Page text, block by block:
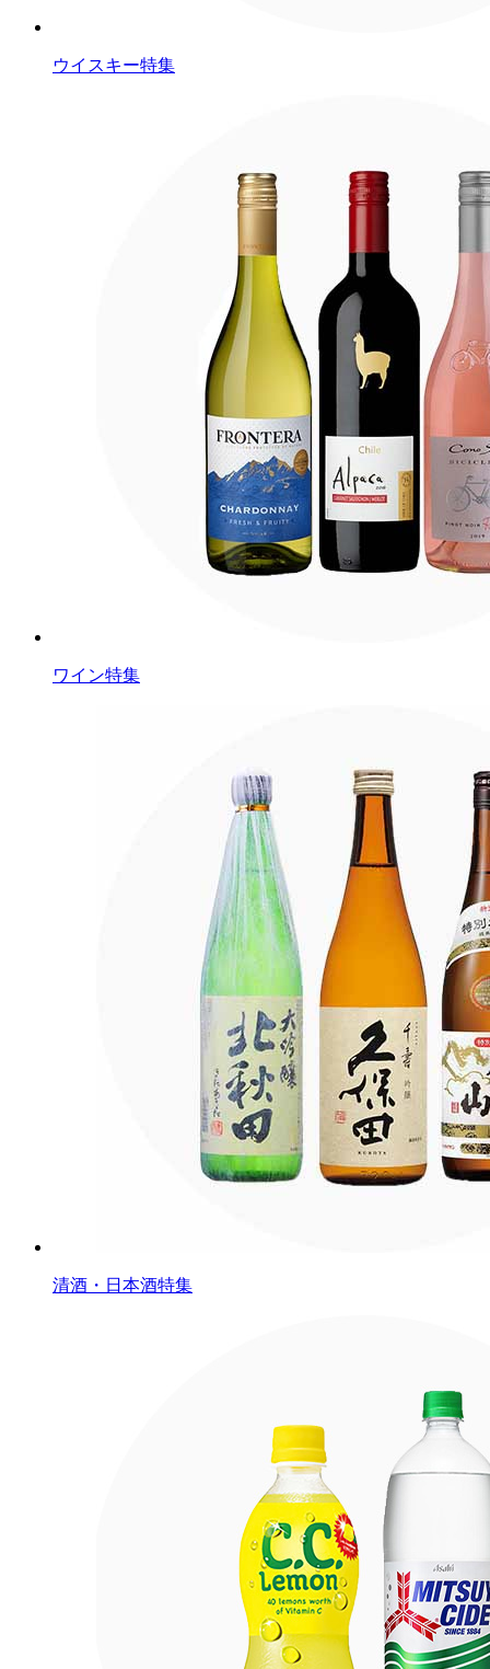
ウイスキー特集
ワイン特集
清酒・日本酒特集